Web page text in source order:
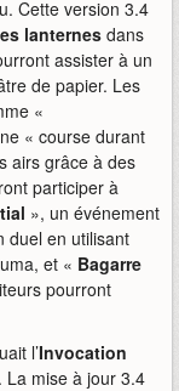
Cette version 3.4
lanternesdans
assister à un
de papier. Les
«
« course durant
airs grâce à des
participer à
», un événement
duel en utilisant
et « Bagarre
pourront
l’Invocation
La mise à jour 3.4